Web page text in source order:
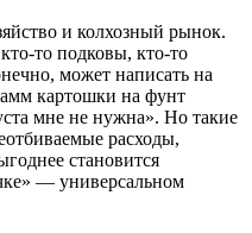
и колхозный рынок.
то подковы, кто-то
может написать на
картошки на фунт
мне не нужна». Но такие
расходы,
становится
— универсальном